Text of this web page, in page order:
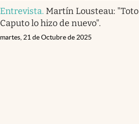
Entrevista. Martín Lousteau: "Toto
Caputo lo hizo de nuevo".
martes, 21 de Octubre de 2025